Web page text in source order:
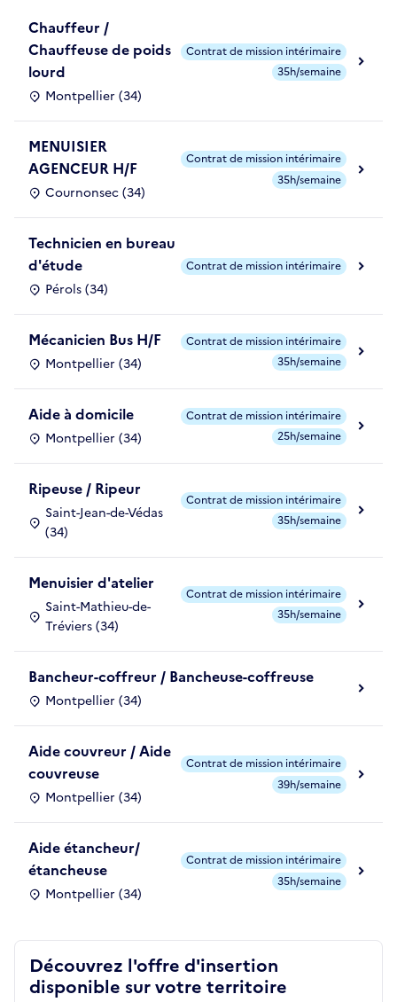
Chauffeur /
Chauffeuse de poids
lourd
Montpellier (34)
Contrat de mission intérimaire
35h/semaine
MENUISIER
AGENCEUR H/F
Cournonsec (34)
Contrat de mission intérimaire
35h/semaine
Technicien en bureau
d'étude
Pérols (34)
Contrat de mission intérimaire
Mécanicien Bus H/F
Montpellier (34)
Contrat de mission intérimaire
35h/semaine
Aide à domicile
Montpellier (34)
Contrat de mission intérimaire
25h/semaine
Ripeuse / Ripeur
Saint-Jean-de-Védas
(34)
Contrat de mission intérimaire
35h/semaine
Menuisier d'atelier
Saint-Mathieu-de-
Tréviers (34)
Contrat de mission intérimaire
35h/semaine
Bancheur-coffreur / Bancheuse-coffreuse
Montpellier (34)
Aide couvreur / Aide
couvreuse
Montpellier (34)
Contrat de mission intérimaire
39h/semaine
Aide étancheur/
étancheuse
Montpellier (34)
Contrat de mission intérimaire
35h/semaine
Découvrez l'offre d'insertion
disponible sur votre territoire